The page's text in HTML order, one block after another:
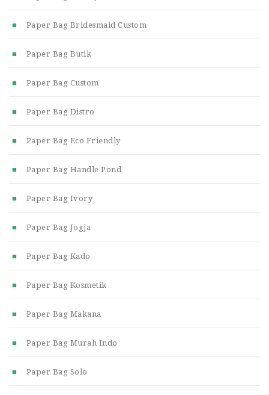
Paper Bag Bridesmaid Custom
Paper Bag Butik
Paper Bag Custom
Paper Bag Distro
Paper Bag Eco Friendly
Paper Bag Handle Pond
Paper Bag Ivory
Paper Bag Jogja
Paper Bag Kado
Paper Bag Kosmetik
Paper Bag Makana
Paper Bag Murah Indo
Paper Bag Solo